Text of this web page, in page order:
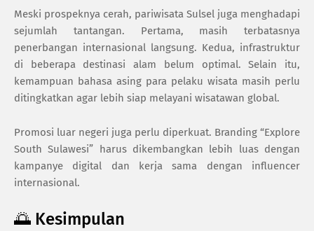
Meski prospeknya cerah, pariwisata Sulsel juga menghadapi
sejumlah tantangan. Pertama, masih terbatasnya
penerbangan internasional langsung. Kedua, infrastruktur
di beberapa destinasi alam belum optimal. Selain itu,
kemampuan bahasa asing para pelaku wisata masih perlu
ditingkatkan agar lebih siap melayani wisatawan global.
Promosi luar negeri juga perlu diperkuat. Branding “Explore
South Sulawesi” harus dikembangkan lebih luas dengan
kampanye digital dan kerja sama dengan influencer
internasional.
🌅 Kesimpulan